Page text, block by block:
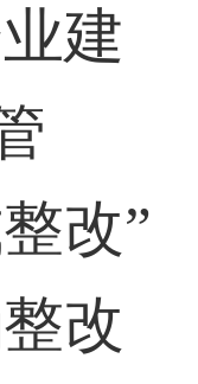
建
改”
改